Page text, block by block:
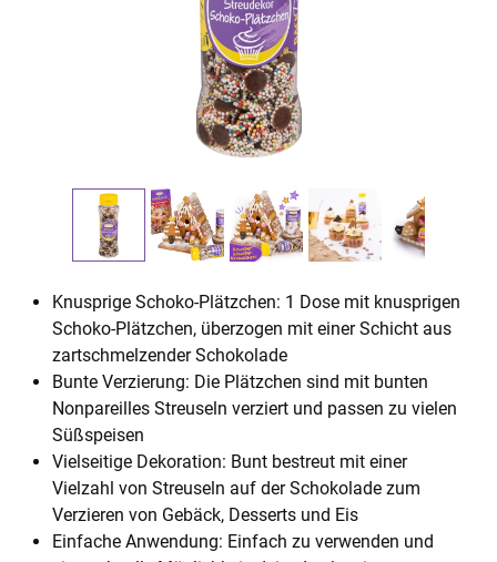
Knusprige Schoko-Plätzchen: 1 Dose mit knusprigen
Schoko-Plätzchen, überzogen mit einer Schicht aus
zartschmelzender Schokolade
Bunte Verzierung: Die Plätzchen sind mit bunten
Nonpareilles Streuseln verziert und passen zu vielen
Süßspeisen
Vielseitige Dekoration: Bunt bestreut mit einer
Vielzahl von Streuseln auf der Schokolade zum
Verzieren von Gebäck, Desserts und Eis
Einfache Anwendung: Einfach zu verwenden und